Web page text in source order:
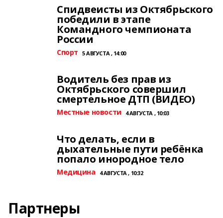
Спидвеисты из Октябрьского
победили в этапе
Командного чемпионата
России
Спорт 5 АВГУСТА , 14:00
Водитель без прав из
Октябрьского совершил
смертельное ДТП (ВИДЕО)
Местные новости 4 АВГУСТА , 10:03
Что делать, если в
дыхательные пути ребёнка
попало инородное тело
Медицина 4 АВГУСТА , 10:32
Партнеры